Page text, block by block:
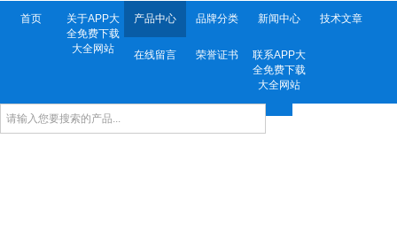
首页
关于APP大
全免费下载
大全网站
产品中心 品牌分类 新闻中心 技术文章
在线留言 荣誉证书
联系APP大
全免费下载
大全网站